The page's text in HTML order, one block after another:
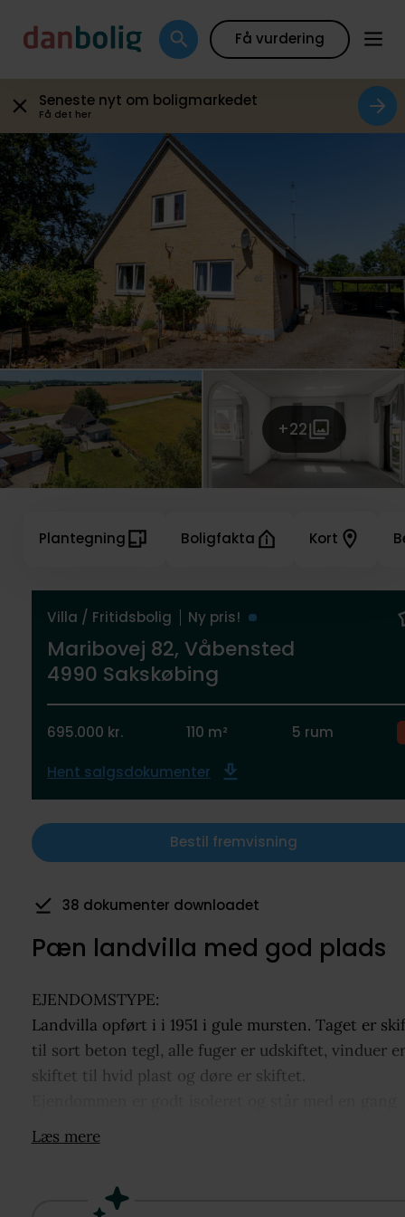
Få vurdering
Seneste nyt om boligmarkedet
Få det her
+22
Villa / Fritidsbolig Ny pris!
Maribovej 82, Våbensted
4990 Sakskøbing
695.000 kr. 110 m² 5 rum
Hent salgsdokumenter
Bestil fremvisning
Plantegning Boligfakta Kort
122 visninger de seneste 7 dage
Pæn landvilla med god plads
EJENDOMSTYPE:
Landvilla opført i i 1951 i gule mursten. Taget er
til sort beton tegl, alle fuger er udskiftet, vinduer er
skiftet til hvid plast og døre er skiftet.
maling indflytningsklar.
krybekælder under resten af huset.
Læs mere
Galleri Plantegning Boligfakta Kort